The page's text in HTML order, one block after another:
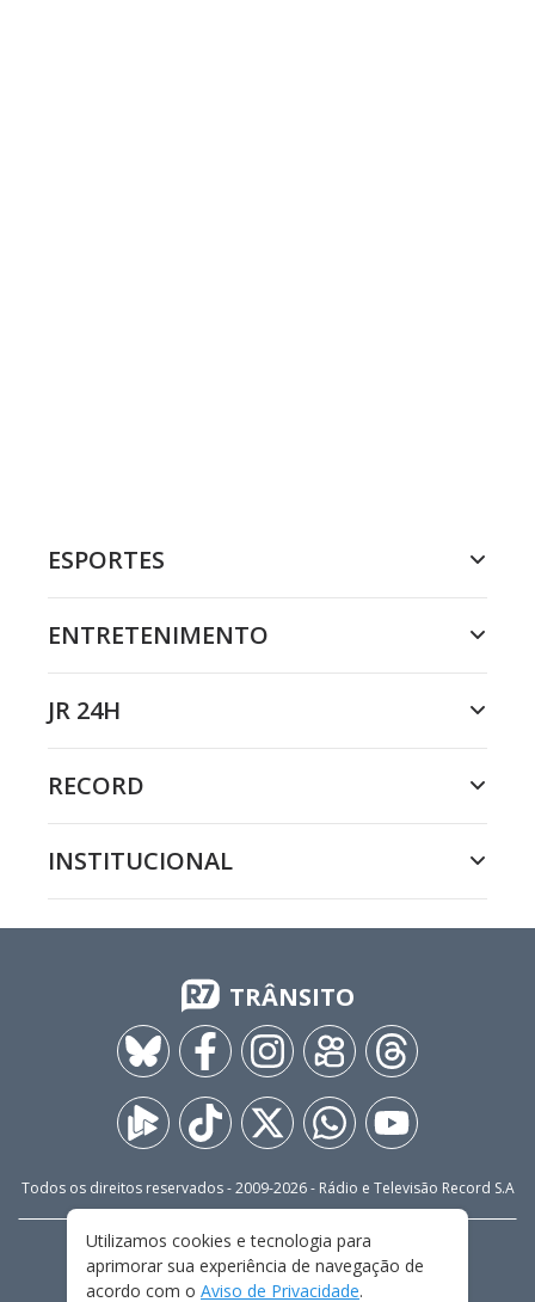
ESPORTES
ENTRETENIMENTO
JR 24H
RECORD
INSTITUCIONAL
TRÂNSITO
Todos os direitos reservados - 2009-2026- Rádio e Televisão Record S.A
FALE CONOSCO
PRIVACIDADE
TERMOS E CONDIÇÕES DE USO
Utilizamos cookies e tecnologia para
aprimorar sua experiência de navegação de
acordo com o Aviso de Privacidade.